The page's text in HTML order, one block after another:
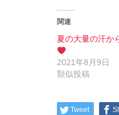
関連
夏の大量の汗か
2021年8月9日
類似投稿
Tweet